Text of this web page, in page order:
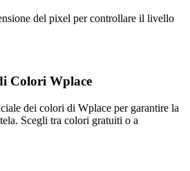
del pixel per controllare il livello
Colori Wplace
dei colori di Wplace per garantire la
Scegli tra colori gratuiti o a